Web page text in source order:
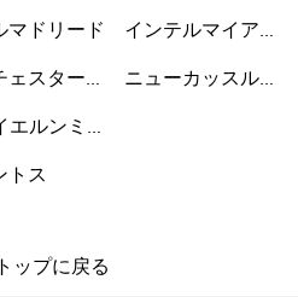
マドリード
ェスターユ
エルンミ
トス
インテルマイアミ
ニューカッスルユ
トップに戻る